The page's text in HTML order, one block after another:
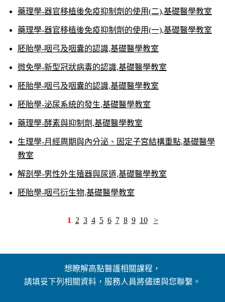
藥理學-器官移植後免疫抑制劑的使用(二),基礎醫學教室
藥理學-器官移植後免疫抑制劑的使用(一),基礎醫學教室
胚胎學-咽弓及咽囊的認識,基礎醫學教室
微免學-新型冠狀病毒的認識,基礎醫學教室
胚胎學-咽弓及咽囊的認識,基礎醫學教室
胚胎學-泌尿系統的發生,基礎醫學教室
藥理學-酵素與抑制劑,基礎醫學教室
生理學-月經周期與內分泌、固定子宮結構重點,基礎醫學
教室
解剖學-男性外生殖器與尿道,基礎醫學教室
胚胎學-咽弓衍生物,基礎醫學教室
1 2 3 4 5 6 7 8 9 10 >
想瞭解高點醫護相關課程，
請填妥下列相關資料，服務人員將儘速與您聯繫。